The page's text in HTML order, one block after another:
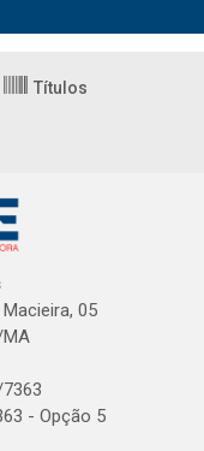
Títulos
05
- Opção 5